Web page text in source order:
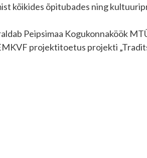
kõikides õpitubades ning
Peipsimaa Kogukonnaköök
projektitoetus projekti